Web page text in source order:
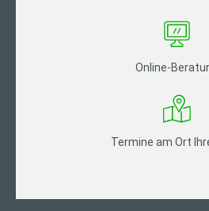
Online-
Termine am Ort